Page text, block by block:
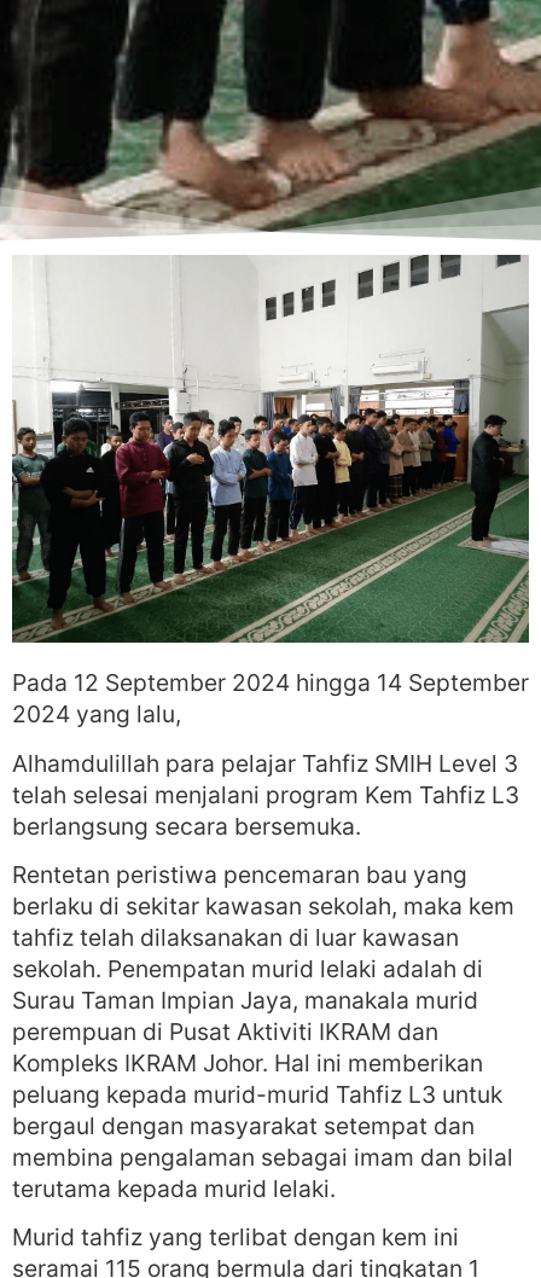
Pada 12 September 2024 hingga 14 September
2024 yang lalu,
Alhamdulillah para pelajar Tahfiz SMIH Level 3
telah selesai menjalani program Kem Tahfiz L3
berlangsung secara bersemuka.
Rentetan peristiwa pencemaran bau yang
berlaku di sekitar kawasan sekolah, maka kem
tahfiz telah dilaksanakan di luar kawasan
sekolah. Penempatan murid lelaki adalah di
Surau Taman Impian Jaya, manakala murid
perempuan di Pusat Aktiviti IKRAM dan
Kompleks IKRAM Johor. Hal ini memberikan
peluang kepada murid-murid Tahfiz L3 untuk
bergaul dengan masyarakat setempat dan
membina pengalaman sebagai imam dan bilal
terutama kepada murid lelaki.
Murid tahfiz yang terlibat dengan kem ini
seramai 115 orang bermula dari tingkatan 1